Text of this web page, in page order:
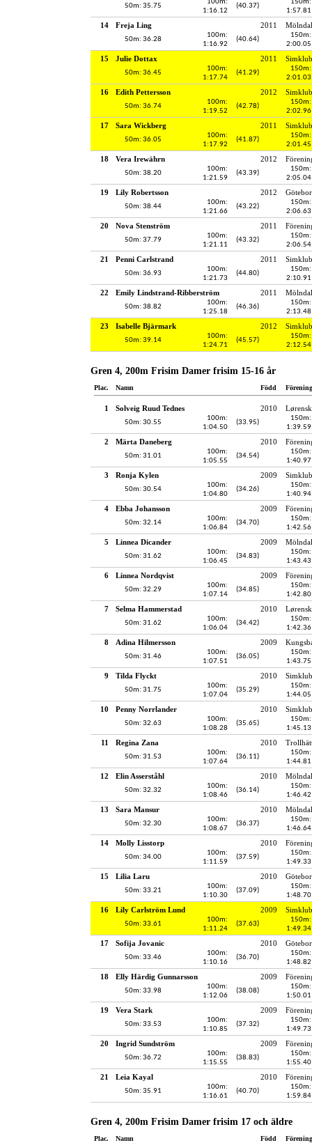
50m: 35.75
100m:
1:16.12
(40.37)
150m:
1:57.81
14 Freja Ling 2011
50m: 36.28
100m:
1:16.92
(40.64)
150m:
2:00.05
15 Julie Dottax 2011
50m: 36.45
100m:
1:17.74
(41.29)
150m:
2:01.03
16 Edith Pettersson 2012
50m: 36.74
100m:
1:19.52
(42.78)
150m:
2:02.96
17 Sara Wickberg 2011
50m: 36.05
100m:
1:17.92
(41.87)
150m:
2:01.45
18 Vera Irewährn 2012
50m: 38.20
100m:
1:21.59
(43.39)
150m:
2:05.04
19 Lily Robertsson 2012
50m: 38.44
100m:
1:21.66
(43.22)
150m:
2:06.63
20 Nova Stenström 2011
50m: 37.79
100m:
1:21.11
(43.32)
150m:
2:06.54
21 Penni Carlstrand 2011
50m: 36.93
100m:
1:21.73
(44.80)
150m:
2:10.91
22 Emily Lindstrand-Ribberström 2011
50m: 38.82
100m:
1:25.18
(46.36)
150m:
2:13.48
23 Isabelle Bjärmark 2012
50m: 39.14
100m:
1:24.71
(45.57)
150m:
2:12.54
Gren 4, 200m Frisim Damer frisim 15-16 år
Plac. Namn Född Förening
1 Solveig Ruud Tednes 2010
50m: 30.55
100m:
1:04.50
(33.95)
150m:
1:39.59
2 Märta Daneberg 2010
50m: 31.01
100m:
1:05.55
(34.54)
150m:
1:40.97
3 Ronja Kylen 2009
50m: 30.54
100m:
1:04.80
(34.26)
150m:
1:40.94
4 Ebba Johansson 2009
50m: 32.14
100m:
1:06.84
(34.70)
150m:
1:42.56
5 Linnea Dicander 2009
50m: 31.62
100m:
1:06.45
(34.83)
150m:
1:43.43
6 Linnea Nordqvist 2009
50m: 32.29
100m:
1:07.14
(34.85)
150m:
1:42.80
7 Selma Hammerstad 2010
50m: 31.62
100m:
1:06.04
(34.42)
150m:
1:42.36
8 Adina Hilmersson 2009
50m: 31.46
100m:
1:07.51
(36.05)
150m:
1:43.75
9 Tilda Flyckt 2010
50m: 31.75
100m:
1:07.04
(35.29)
150m:
1:44.05
10 Penny Norrlander 2010
50m: 32.63
100m:
1:08.28
(35.65)
150m:
1:45.13
11 Regina Zana 2010
50m: 31.53
100m:
1:07.64
(36.11)
150m:
1:44.81
12 Elin Asserståhl 2010
50m: 32.32
100m:
1:08.46
(36.14)
150m:
1:46.42
13 Sara Mansur 2010
50m: 32.30
100m:
1:08.67
(36.37)
150m:
1:46.64
14 Molly Lisstorp 2010
50m: 34.00
100m:
1:11.59
(37.59)
150m:
1:49.33
15 Lilia Laru 2010
50m: 33.21
100m:
1:10.30
(37.09)
150m:
1:48.70
16 Lily Carlström Lund 2009
50m: 33.61
100m:
1:11.24
(37.63)
150m:
1:49.34
17 Sofija Jovanic 2010
50m: 33.46
100m:
1:10.16
(36.70)
150m:
1:48.82
18 Elly Härdig Gunnarsson 2009
50m: 33.98
100m:
1:12.06
(38.08)
150m:
1:50.01
19 Vera Stark 2009
50m: 33.53
100m:
1:10.85
(37.32)
150m:
1:49.73
20 Ingrid Sundström 2009
50m: 36.72
100m:
1:15.55
(38.83)
150m:
1:55.40
21 Leia Kayal 2010
50m: 35.91
100m:
1:16.61
(40.70)
150m:
1:59.84
Gren 4, 200m Frisim Damer frisim 17 och äldre
Plac. Namn Född Förening